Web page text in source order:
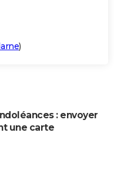
)
: envoyer
une carte